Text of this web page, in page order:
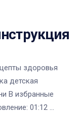
здоровья
детская
В избранные
01:12 ...